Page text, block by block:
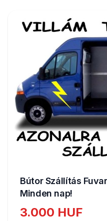
Bútor Szállítás
Minden nap!
3.000 HUF